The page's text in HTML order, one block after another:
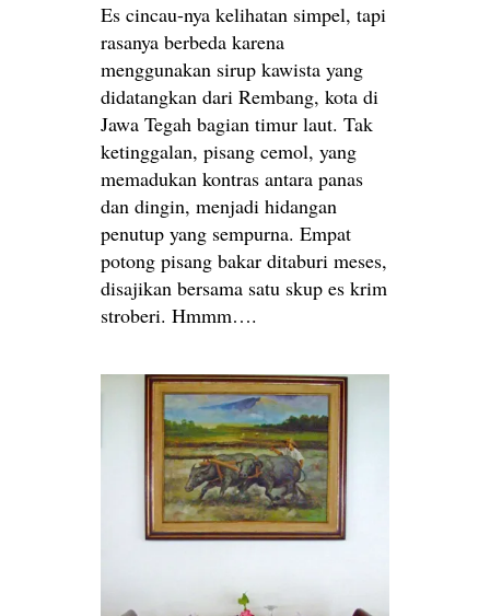
Es cincau-nya kelihatan simpel, tapi
rasanya berbeda karena
menggunakan sirup kawista yang
didatangkan dari Rembang, kota di
Jawa Tegah bagian timur laut. Tak
ketinggalan, pisang cemol, yang
memadukan kontras antara panas
dan dingin, menjadi hidangan
penutup yang sempurna. Empat
potong pisang bakar ditaburi meses,
disajikan bersama satu skup es krim
stroberi. Hmmm….